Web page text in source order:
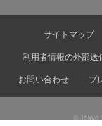
サイトマップ
利用者情報の外部送
お問い合わせ
プ
© Tokyo